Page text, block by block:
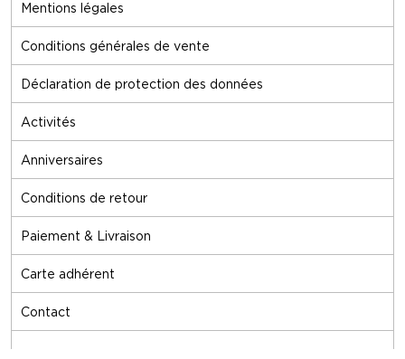
Mentions légales
Conditions générales de vente
Déclaration de protection des données
Activités
Anniversaires
Conditions de retour
Paiement & Livraison
Carte adhérent
Contact